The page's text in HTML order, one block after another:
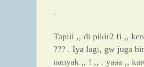
.
Tapiii ,, di pikir2 fi ,,
??? . Iya lagi, gw juga
nanyak ,, ! ,, . yaaa ,,